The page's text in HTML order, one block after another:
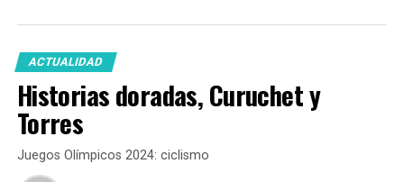
ACTUALIDAD
Historias doradas, Curuchet y
Torres
Juegos Olímpicos 2024: ciclismo